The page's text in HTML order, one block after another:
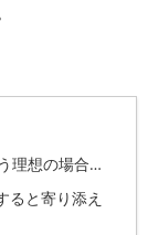
理想の場合…
ると寄り添え